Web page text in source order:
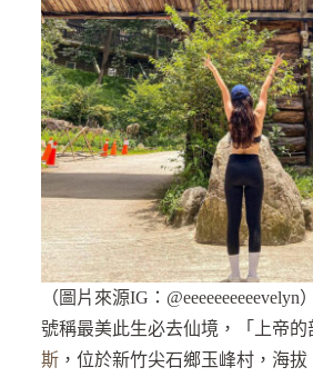
（圖片來源IG：@eeeeeeeeeevelyn）
號稱最美此生必去仙境，「上帝
斯，位於新竹尖石鄉玉峰村，海拔